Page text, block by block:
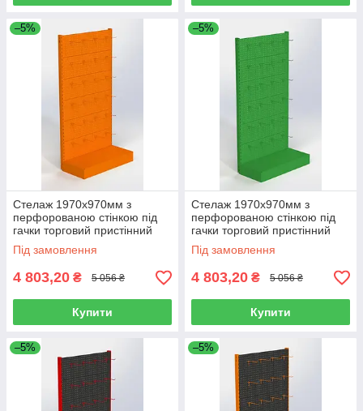
–5%
Стелаж 1970х970мм з
перфорованою стінкою під
гачки торговий пристінний
для магазину
Під замовлення
4 803,20 ₴ 5 056 ₴
Купити
–5%
Стелаж 1970х970мм з
перфорованою стінкою під
гачки торговий пристінний
для магазину
Під замовлення
4 803,20 ₴ 5 056 ₴
Купити
–5% –5%